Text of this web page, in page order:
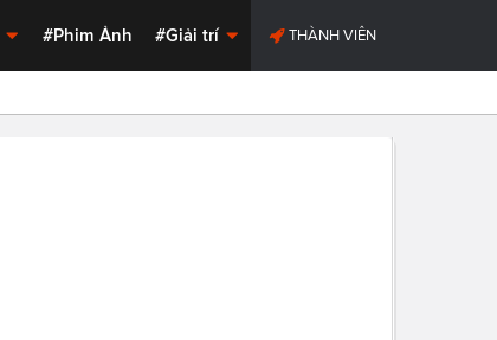
#Phim Ảnh #Giải trí THÀNH VIÊN